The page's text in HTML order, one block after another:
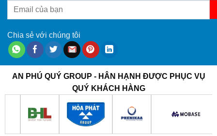
Chia sẻ với chúng tôi
AN PHÚ QUÝ GROUP - HÂN HẠNH ĐƯỢC PHỤC VỤ
QUÝ KHÁCH HÀNG